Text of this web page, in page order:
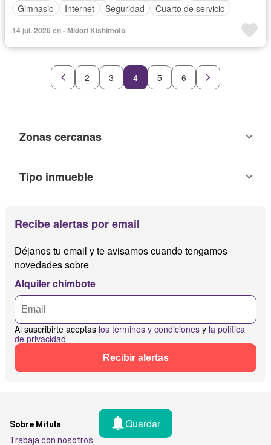
Gimnasio
Internet Seguridad Cuarto de servicio
14 jul. 2026 en - Midori Kishimoto
2 3 4 5 6
Zonas cercanas
Tipo inmueble
Recibe alertas por email
Déjanos tu email y te avisamos cuando tengamos
novedades sobre
Alquiler chimbote
Al suscribirte aceptas los términos y condiciones y la política
de privacidad
Recibir alertas
Guardar
Sobre Mitula
Trabaja con nosotros